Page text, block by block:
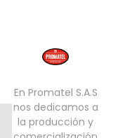
En Promatel S.A.S
nos dedicamos a
​la producción y